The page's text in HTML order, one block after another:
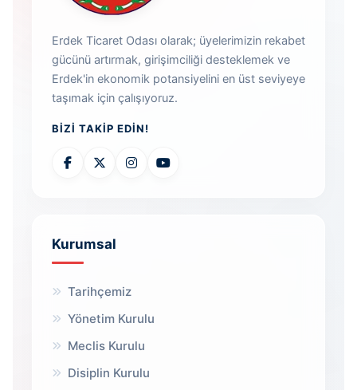
Erdek Ticaret Odası olarak; üyelerimizin rekabet
gücünü artırmak, girişimciliği desteklemek ve
Erdek'in ekonomik potansiyelini en üst seviyeye
taşımak için çalışıyoruz.
BIZI TAKIP EDIN!
Kurumsal
Tarihçemiz
Yönetim Kurulu
Meclis Kurulu
Disiplin Kurulu